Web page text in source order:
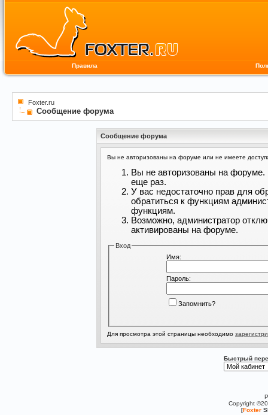
Правила
Foxter.ru
Сообщение форума
Сообщение форума
Вы не авторизованы на форуме или не имеете
Вы не авторизованы на форуме.
еще раз.
У вас недостаточно прав для
обратиться к функциям
функциям.
Возможно, администратор
активированы на форуме.
Вход
Имя:
Пароль:
Запомнить?
Для просмотра этой страницы необходимо
Быстрый
Copyright
[Foxter